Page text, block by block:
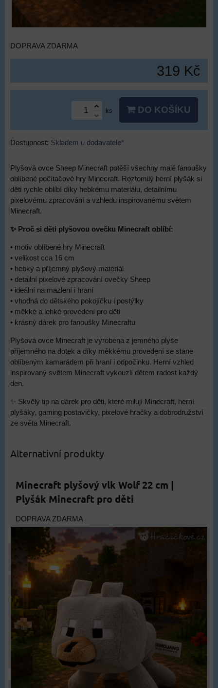
DOPRAVA ZDARMA
319 Kč
ks DO KOŠÍKU
Dostupnost: Skladem u dodavatele*
Plyšová ovce Sheep Minecraft potěší všechny malé fanoušky
oblíbené počítačové hry Minecraft. Roztomilý herní plyšák si
děti rychle oblíbí díky hebkému materiálu, detailnímu
pixelovému zpracování a vzhledu inspirovanému světem
Minecraft.
✨ Proč si děti plyšovou ovečku Minecraft oblíbí:
• motiv oblíbené hry Minecraft
• velikost cca 16 cm
• hebký a příjemný plyšový materiál
• detailní pixelové zpracování ovečky Sheep
• ideální na mazlení i hraní
• vhodná do dětského pokojíčku i postýlky
• měkké a lehké provedení pro děti
• krásný dárek pro fanoušky Minecraftu
Plyšová ovce Minecraft je vyrobena z jemného plyše
příjemného na dotek a díky měkkému provedení se stane
oblíbeným kamarádem při hraní i odpočinku. Herní vzhled
inspirovaný světem Minecraft vykouzlí dětem radost každý
den.
✨ Skvělý tip na dárek pro děti, které milují Minecraft, herní
plyšáky, gaming postavičky, pixelové hračky a dobrodružství
ze světa Minecraft.
Alternativní produkty
Minecraft plyšový vlk Wolf 22 cm |
Plyšák Minecraft pro děti
DOPRAVA ZDARMA